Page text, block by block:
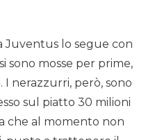
Juventus lo segue con
sono mosse per prime,
nerazzurri, però, sono
sul piatto 30 milioni
che al momento non